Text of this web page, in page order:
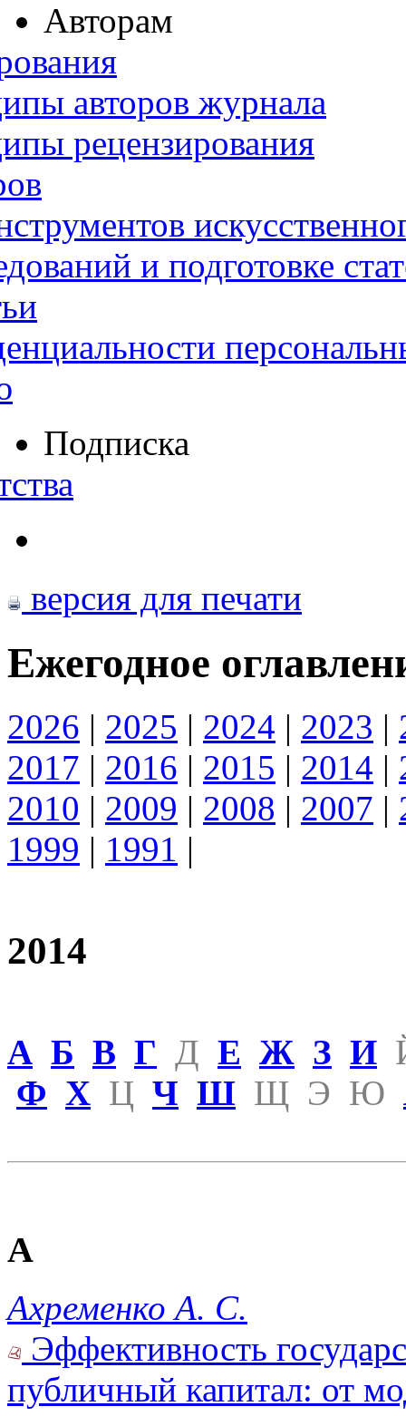
Авторам
авторов журнала
рецензирования
и подготовке
Подписка
версия для печати
Ежегодное
2026 | 2025 | 2024 | 2023 |
2017 | 2016 | 2015 | 2014 |
2010 | 2009 | 2008 | 2007 |
1999 | 1991 |
2014
А Б В Г Д Е Ж З И
Ф Х Ц Ч Ш Щ Э Ю
А
Ахременко А. С.
Эффективность
публичный капитал: от